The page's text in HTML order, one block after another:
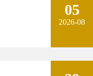
05
2026-08